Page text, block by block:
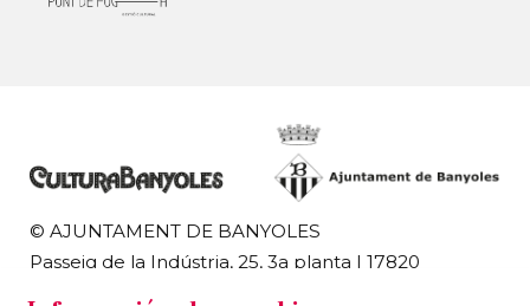
© AJUNTAMENT DE BANYOLES
Passeig de la Indústria, 25, 3a planta | 17820